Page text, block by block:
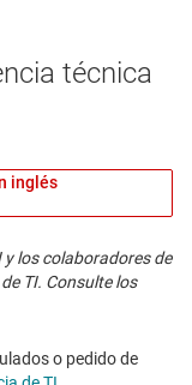
técnica
inglés
y los colaboradores de
TI. Consulte los
o pedido de